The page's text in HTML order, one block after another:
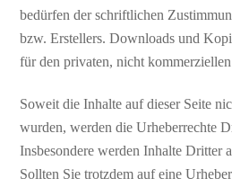
bedürfen der schriftlichen
bzw. Erstellers. Downloads und
für den privaten, nicht
Soweit die Inhalte auf dieser Seite
wurden, werden die Urheberrechte
Insbesondere werden Inhalte Dritter
Sollten Sie trotzdem auf eine